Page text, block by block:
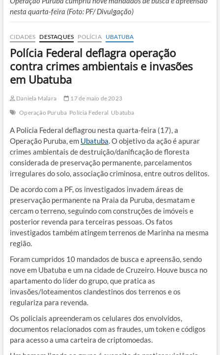
nesta quarta-feira (Foto: PF/ Divulgação)
CIDADES DESTAQUES POLÍCIA UBATUBA
Polícia Federal deflagra operação
contra crimes ambientais e invasões
em Ubatuba
Daniela Malara
17 de maio de 2023
Operação Puruba Polícia Federal Ubatuba
A Polícia Federal deflagrou nesta quarta-feira (17), a
Operação Puruba, em Ubatuba. O objetivo da ação é apurar
crimes ambientais de destruição/danificação de floresta
considerada de preservação permanente, parcelamentos
irregulares do solo, associação criminosa, entre outros delitos.
De acordo com a PF, os investigados invadem áreas de
preservação permanente na Praia da Puruba, desmatam e
cercam o terreno, seguindo com construções de imóveis e
posterior revenda para terceiras pessoas. Os fatos
investigados também atingem terrenos de Marinha na mesma
região.
Foram cumpridos 10 mandados de busca e apreensão, sendo
nove em Ubatuba e um na cidade de Cruzeiro. Houve busca no
apartamento do líder do grupo, que pratica as
invasões/loteamentos clandestinos dos terrenos e os
regulariza para revenda.
Os policiais apreenderam os celulares dos envolvidos,
documentos relacionados com as fraudes, um token e códigos
para acesso a uma carteira de criptomoedas.